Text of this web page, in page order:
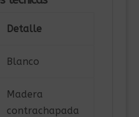
Detalle
Blanco
Madera
contrachapada